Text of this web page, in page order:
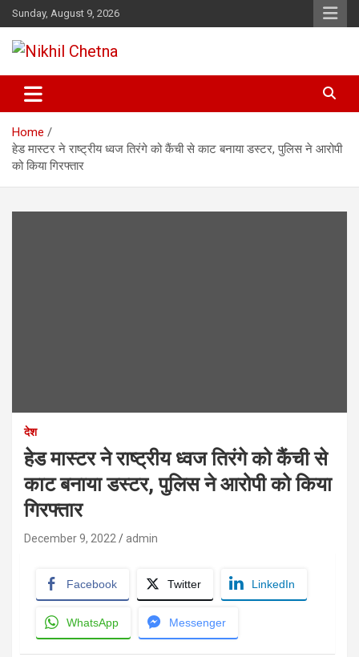
Skip
to
content
Sunday, August 9, 2026
Nikhil Chetna
Home
हेड मास्टर ने राष्ट्रीय ध्वज तिरंगे को कैंची से काट बनाया डस्टर, पुलिस ने आरोपी
को किया गिरफ्तार
देश
हेड मास्टर ने राष्ट्रीय ध्वज तिरंगे को कैंची से
काट बनाया डस्टर, पुलिस ने आरोपी को किया
गिरफ्तार
December 9, 2022 admin
Facebook Twitter LinkedIn
WhatsApp Messenger